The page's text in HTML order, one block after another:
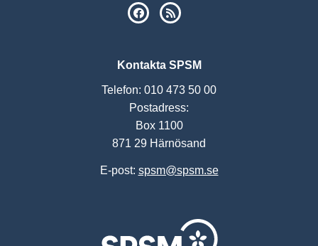
SPSM på Facebook
Kontakta SPSM
Telefon: 010 473 50 00
Postadress:
Box 1100
871 29 Härnösand
E-post: spsm@spsm.se